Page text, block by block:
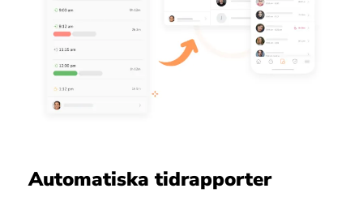
Automatiska tidrapporter